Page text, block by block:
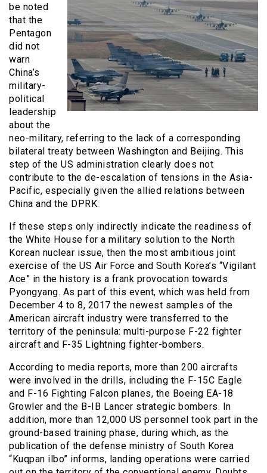
be noted
that the
Pentagon
did not
warn
China’s
military-
political
leadership
about the
neo-military, referring to the lack of a corresponding
bilateral treaty between Washington and Beijing. This
step of the US administration clearly does not
contribute to the de-escalation of tensions in the Asia-
Pacific, especially given the allied relations between
China and the DPRK.
If these steps only indirectly indicate the readiness of
the White House for a military solution to the North
Korean nuclear issue, then the most ambitious joint
exercise of the US Air Force and South Korea’s “Vigilant
Ace” in the history is a frank provocation towards
Pyongyang. As part of this event, which was held from
December 4 to 8, 2017 the newest samples of the
American aircraft industry were transferred to the
territory of the peninsula: multi-purpose F-22 fighter
aircraft and F-35 Lightning fighter-bombers.
According to media reports, more than 200 aircrafts
were involved in the drills, including the F-15C Eagle
and F-16 Fighting Falcon planes, the Boeing EA-18
Growler and the B-IB Lancer strategic bombers. In
addition, more than 12,000 US personnel took part in the
ground-based training phase, during which, as the
publication of the defense ministry of South Korea
“Kuqpan ilbo” informs, landing operations were carried